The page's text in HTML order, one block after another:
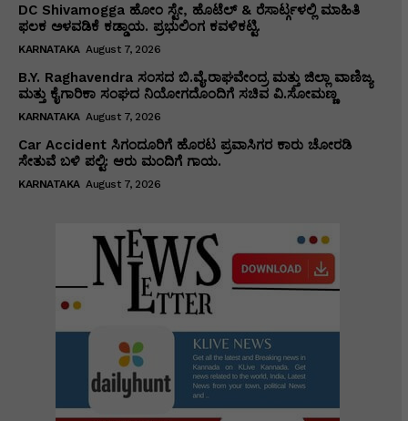
DC Shivamogga ಹೋಂ ಸ್ಟೇ, ಹೊಟೆಲ್ & ರೆಸಾರ್ಟ್ಗಳಲ್ಲಿ ಮಾಹಿತಿ
ಫಲಕ ಅಳವಡಿಕೆ ಕಡ್ಡಾಯ. ಪ್ರಭುಲಿಂಗ ಕವಳಿಕಟ್ಟಿ.
KARNATAKA August 7, 2026
B.Y. Raghavendra ಸಂಸದ ಬಿ.ವೈ.ರಾಘವೇಂದ್ರ ಮತ್ತು ಜಿಲ್ಲಾ ವಾಣಿಜ್ಯ
ಮತ್ತು ಕೈಗಾರಿಕಾ ಸಂಘದ ನಿಯೋಗದೊಂದಿಗೆ ಸಚಿವ ವಿ‌.ಸೋಮಣ್ಣ
KARNATAKA August 7, 2026
Car Accident ಸಿಗಂದೂರಿಗೆ ಹೊರಟ ಪ್ರವಾಸಿಗರ ಕಾರು ಚೋರಡಿ
ಸೇತುವೆ ಬಳಿ ಪಲ್ಟಿ: ಆರು ಮಂದಿಗೆ ಗಾಯ.
KARNATAKA August 7, 2026